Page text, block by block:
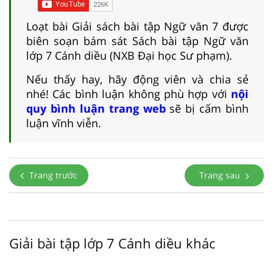
Loạt bài Giải sách bài tập Ngữ văn 7 được
biên soạn bám sát Sách bài tập Ngữ văn
lớp 7 Cánh diều (NXB Đại học Sư phạm).
Nếu thấy hay, hãy động viên và chia sẻ
nhé! Các bình luận không phù hợp với nội
quy bình luận trang websẽ bị cấm bình
luận vĩnh viễn.
Trang trước Trang sau
Giải bài tập lớp 7 Cánh diều khác